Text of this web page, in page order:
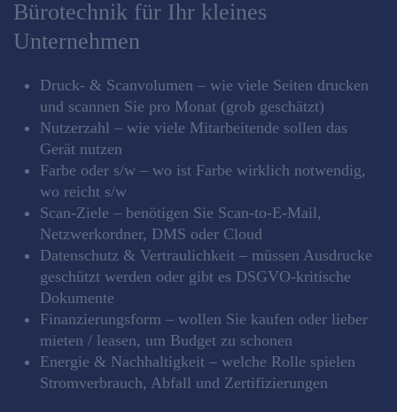
Bürotechnik für Ihr kleines
Unternehmen
Druck‑ & Scanvolumen – wie viele Seiten drucken
und scannen Sie pro Monat (grob geschätzt)
Nutzerzahl – wie viele Mitarbeitende sollen das
Gerät nutzen
Farbe oder s/w – wo ist Farbe wirklich notwendig,
wo reicht s/w
Scan‑Ziele – benötigen Sie Scan‑to‑E‑Mail,
Netzwerkordner, DMS oder Cloud
Datenschutz & Vertraulichkeit – müssen Ausdrucke
geschützt werden oder gibt es DSGVO‑kritische
Dokumente
Finanzierungsform – wollen Sie kaufen oder lieber
mieten / leasen, um Budget zu schonen
Energie & Nachhaltigkeit – welche Rolle spielen
Stromverbrauch, Abfall und Zertifizierungen